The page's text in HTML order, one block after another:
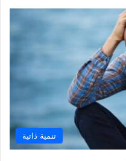
تنمية ذاتية